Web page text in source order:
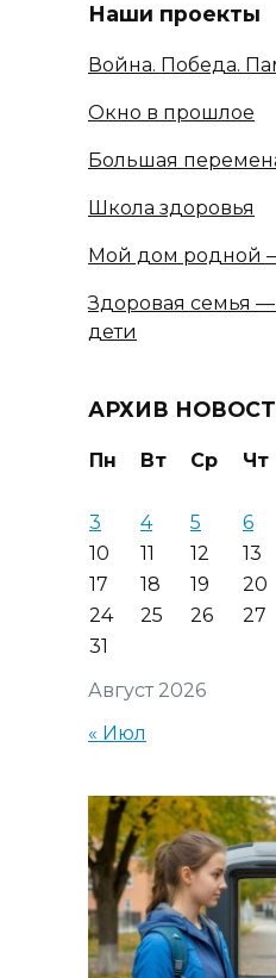
Наши проекты
Война. Победа.
Окно в прошлое
Большая
Школа здоровья
Мой дом родной
Здоровая семья —
дети
АРХИВ
Август 2026
Пн Вт Ср Чт
3
4 5 6
10
11 12 13
17
18 19 20
24
25 26 27
31
« Июл